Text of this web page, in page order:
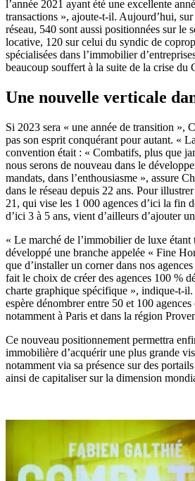
l’année 2021 ayant été une excellente
transactions », ajoute-t-il. Aujourd’hui, sur
réseau, 540 sont aussi positionnées sur le
locative, 120 sur celui du syndic de
spécialisées dans l’immobilier
beaucoup souffert à la suite de la crise du
Une nouvelle verticale
Si 2023 sera « une année de transition »,
pas son esprit conquérant pour autant. «
convention était : « Combatifs, plus que
nous serons de nouveau dans le
mandats, dans l’enthousiasme », assure
dans le réseau depuis 22 ans. Pour
21, qui vise les 1 000 agences d’ici la fin
d’ici 3 à 5 ans, vient d’ailleurs d’ajouter
« Le marché de l’immobilier de luxe étant
développé une branche appelée « Fine
que d’installer un corner dans nos
fait le choix de créer des agences 100 %
charte graphique spécifique », indique-t-
espère dénombrer entre 50 et 100
notamment à Paris et dans la région
Ce nouveau positionnement permettra
immobilière d’acquérir une plus grande
notamment via sa présence sur des
ainsi de capitaliser sur la dimension